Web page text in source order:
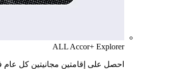
ALL Accor+ Explorer
احصل على إقامتين مجانيتين كل عام